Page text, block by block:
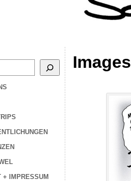
+ IMPRESSUM